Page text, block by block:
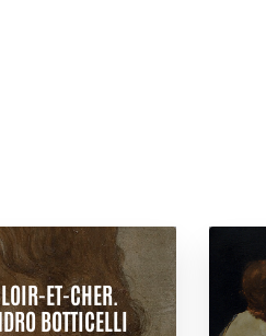
ET-CHER.
BOTTICELLI